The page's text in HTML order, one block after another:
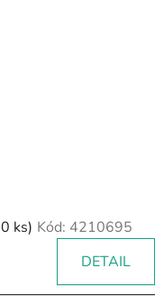
ks) Kód: 4210695
DETAIL